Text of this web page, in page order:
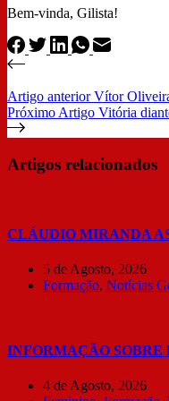
Bem-vinda, Gilista!
Artigo anteriorVítor
Próximo Artigo Vitória
Artigos relacionados
CLÁUDIO MIRANDA
5 de Agosto, 2026
Formação, Notícias
INFORMAÇÃO SOBRE
4 de Agosto, 2026